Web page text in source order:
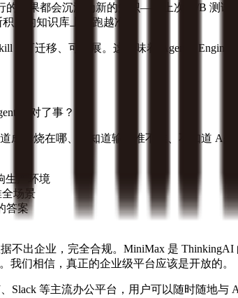
的结果都会沉淀为新的知识——上次 A/B 测
累的知识库上越跑越准。
，可迁移、可扩展。这意味着 Agentic
做对了事？
本烧在哪、不知道输出准不准、不知道
生产环境
场景
答案
不出企业，完全合规。MiniMax 是
我们相信，真正的企业级平台应该是开放的。
等主流办公平台，用户可以随时随地与